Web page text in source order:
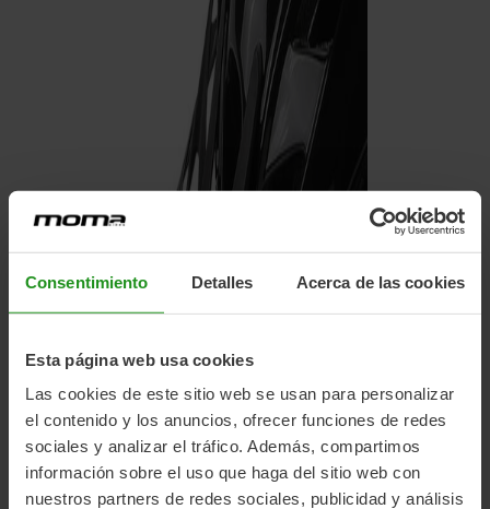
Consentimiento Detalles Acerca de las cookies
Esta página web usa cookies
Las cookies de este sitio web se usan para personalizar
el contenido y los anuncios, ofrecer funciones de redes
sociales y analizar el tráfico. Además, compartimos
información sobre el uso que haga del sitio web con
nuestros partners de redes sociales, publicidad y análisis